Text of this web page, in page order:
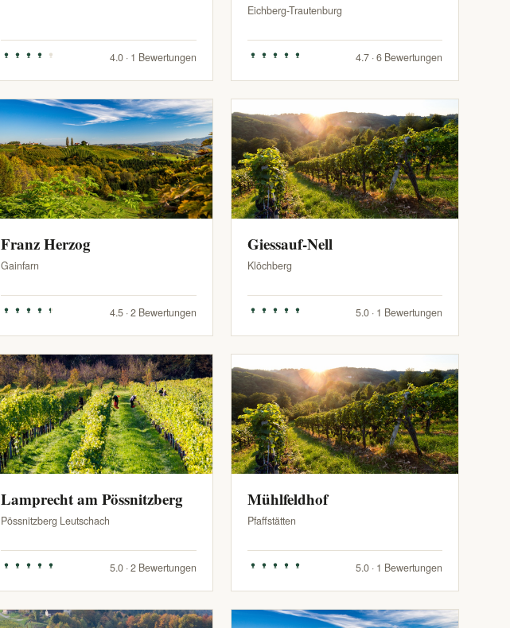
4.0 · 1 Bewertungen
Eichberg-Trautenburg
4.7 · 6 Bewertungen
Franz Herzog
Gainfarn
4.5 · 2 Bewertungen
Giessauf-Nell
Klöchberg
5.0 · 1 Bewertungen
Lamprecht am Pössnitzberg
Pössnitzberg Leutschach
5.0 · 2 Bewertungen
Mühlfeldhof
Pfaffstätten
5.0 · 1 Bewertungen